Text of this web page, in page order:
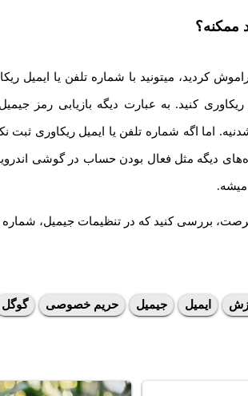
ممکنه؟
کردید، میتونید با شماره تلفن یا ایمیل
کنید. به عبارت دیگه بازیابی رمز
اما اگه شماره تلفن یا ایمیل ریکاوری ثبت
دیگه مثل فعال بودن حساب در گوشی
بررسی کنید که در تنظیمات جیمیل، شماره
ایمیل جیمیل حریم خصوصی گوگل